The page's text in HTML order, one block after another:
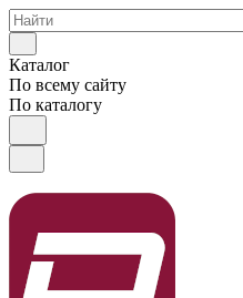
Каталог
По всему сайту
По каталогу